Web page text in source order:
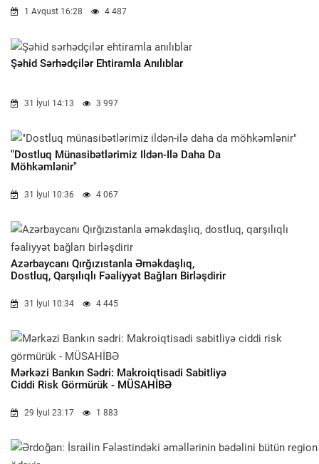
1 Avqust 16:28 4 487
Şəhid Sərhədçilər Ehtiramla Anılıblar
31 İyul 14:13 3 997
"Dostluq Münasibətlərimiz Ildən-Ilə Daha Da
Möhkəmlənir"
31 İyul 10:36 4 067
Azərbaycanı Qırğızıstanla Əməkdaşlıq,
Dostluq, Qarşılıqlı Fəaliyyət Bağları Birləşdirir
31 İyul 10:34 4 445
Mərkəzi Bankın Sədri: Makroiqtisadi Sabitliyə
Ciddi Risk Görmürük - MÜSAHİBƏ
29 İyul 23:17 1 883